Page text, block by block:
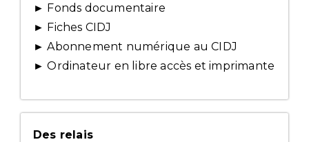
► Fonds documentaire
► Fiches CIDJ
► Abonnement numérique au CIDJ
► Ordinateur en libre accès et imprimante
Des relais